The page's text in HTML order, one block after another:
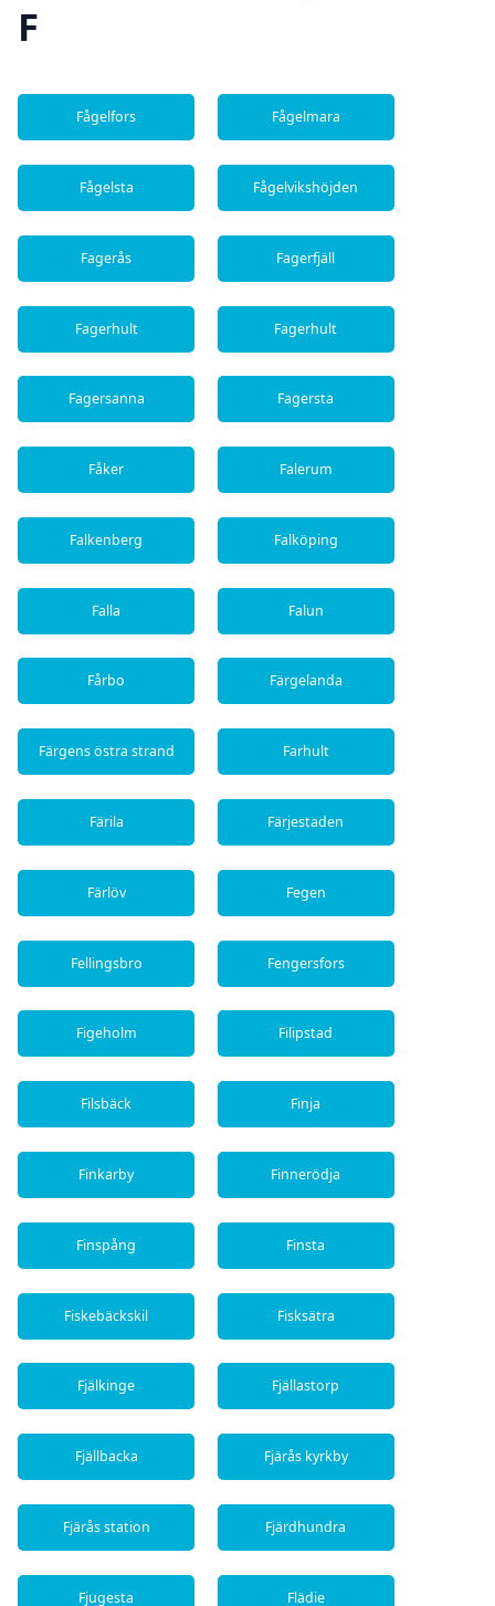
F
Fågelfors Fågelmara
Fågelsta Fågelvikshöjden
Fagerås Fagerfjäll
Fagerhult Fagerhult
Fagersanna Fagersta
Fåker Falerum
Falkenberg Falköping
Falla Falun
Fårbo Färgelanda
Färgens östra strand Farhult
Färila Färjestaden
Färlöv Fegen
Fellingsbro Fengersfors
Figeholm Filipstad
Filsbäck Finja
Finkarby Finnerödja
Finspång Finsta
Fiskebäckskil Fisksätra
Fjälkinge Fjällastorp
Fjällbacka Fjärås kyrkby
Fjärås station Fjärdhundra
Fjugesta Flädie